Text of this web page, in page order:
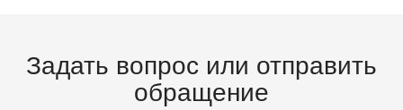
Задать вопрос или отправить
обращение